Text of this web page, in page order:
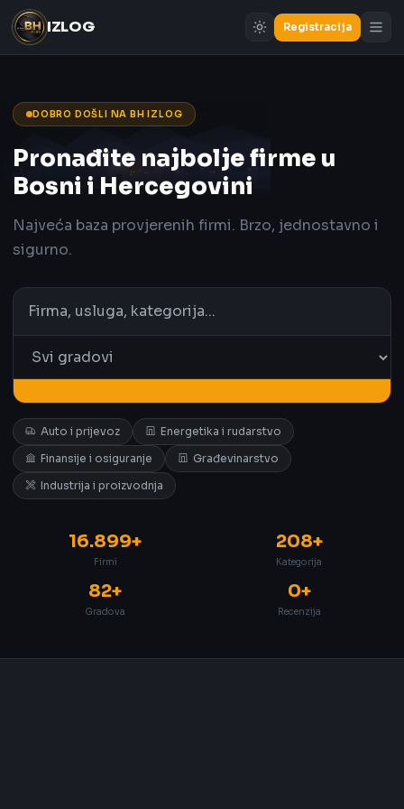
IZLOG Registracija
DOBRO DOŠLI NA BH IZLOG
Pronađite najbolje firme u
Bosni i Hercegovini
Najveća baza provjerenih firmi. Brzo, jednostavno i
sigurno.
Auto i prijevoz
Energetika i rudarstvo
Finansije i osiguranje
Građevinarstvo
Industrija i proizvodnja
16.899+
Firmi
208+
Kategorija
82+
Gradova
0+
Recenzija